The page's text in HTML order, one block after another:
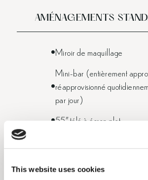
This website uses cookies
AMÉNAGEMENTS
Miroir de maquillage
Mini-bar (entièrement
réapprovisionné
par jour)
55" télé à écran plat